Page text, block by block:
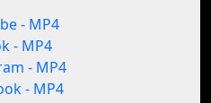
- MP4
- MP4
- MP4
- MP4